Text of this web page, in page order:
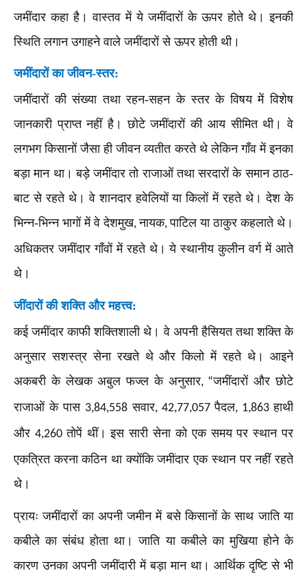
जमींदार कहा है। वास्तव में ये जमींदारों के ऊपर होते थे। इनकी
स्थिति लगान उगाहने वाले जमींदारों से ऊपर होती थी।
जमींदारों का जीवन-स्तर:
जमींदारों की संख्या तथा रहन-सहन के स्तर के विषय में विशेष
जानकारी प्राप्त नहीं है। छोटे जमींदारों की आय सीमित थी। वे
लगभग किसानों जैसा ही जीवन व्यतीत करते थे लेकिन गाँव में इनका
बड़ा मान था। बड़े जमींदार तो राजाओं तथा सरदारों के समान ठाठ-
बाट से रहते थे। वे शानदार हवेलियों या किलों में रहते थे। देश के
भिन्न-भिन्न भागों में वे देशमुख,नायक,पाटिल या ठाकुर कहलाते थे।
अधिकतर जमींदार गाँवों में रहते थे। ये स्थानीय कुलीन वर्ग में आते
थे।
जींदारों की शक्ति और महत्त्व:
कई जमींदार काफी शक्तिशाली थे। वे अपनी हैसियत तथा शक्ति के
अनुसार सशस्त्र सेना रखते थे और किलो में रहते थे। आइने
अकबरी के लेखक अबुल फज्ल के अनुसार, “जमींदारों और छोटे
राजाओं के पास 3,84,558सवार, 42,77,057पैदल, 1,863हाथी
और 4,260तोपें थीं। इस सारी सेना को एक समय पर स्थान पर
एकत्रित करना कठिन था क्योंकि जमींदार एक स्थान पर नहीं रहते
थे।
प्रायः जमींदारों का अपनी जमीन में बसे किसानों के साथ जाति या
कबीले का संबंध होता था। जाति या कबीले का मुखिया होने के
कारण उनका अपनी जमींदारी में बड़ा मान था। आर्थिक दृष्टि से भी